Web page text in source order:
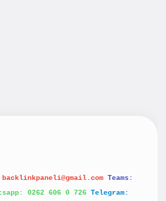
backlinkpaneli@gmail.com Teams:
0262 606 0 726 Telegram: